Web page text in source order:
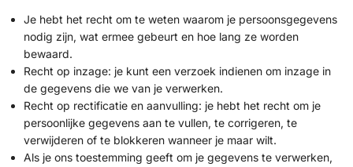
Je hebt het recht om te weten waarom je persoonsgegevens
nodig zijn, wat ermee gebeurt en hoe lang ze worden
bewaard.
Recht op inzage: je kunt een verzoek indienen om inzage in
de gegevens die we van je verwerken.
Recht op rectificatie en aanvulling: je hebt het recht om je
persoonlijke gegevens aan te vullen, te corrigeren, te
verwijderen of te blokkeren wanneer je maar wilt.
Als je ons toestemming geeft om je gegevens te verwerken,